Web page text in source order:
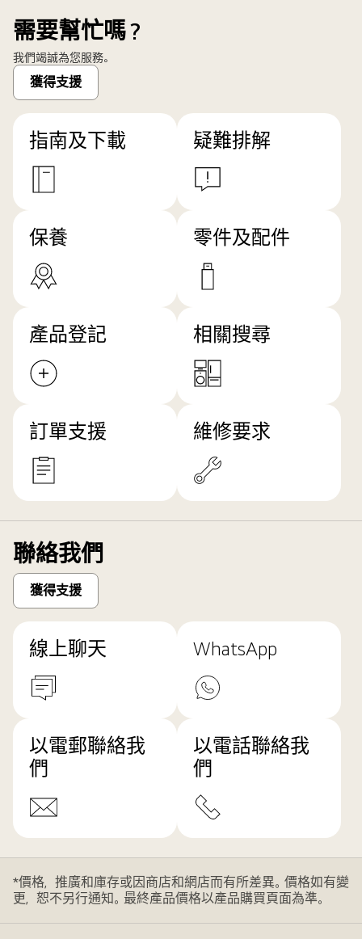
需要幫忙嗎？
我們竭誠為您服務。
獲得支援
指南及下載 疑難排解
保養 零件及配件
產品登記 相關搜尋
訂單支援 維修要求
聯絡我們
獲得支援
線上聊天 WhatsApp
以電郵聯絡我
們
以電話聯絡我
們
*價格，推廣和庫存或因商店和網店而有所差異。價格如有變
更，恕不另行通知。最終產品價格以產品購買頁面為準。